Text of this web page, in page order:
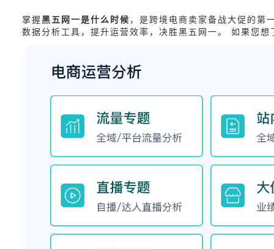
掌握黑五网一是什么时候 ，是跨境电商卖家备战大促的
数据分析工具，提升运营效率，决胜黑五网一。 如果您